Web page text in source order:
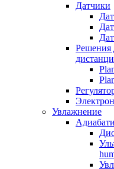
Датчики
Решения
Увлажнение